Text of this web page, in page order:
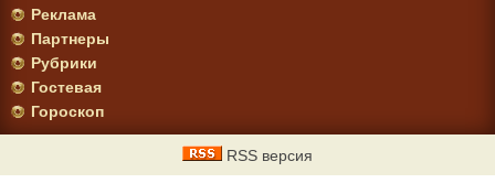
Реклама
Партнеры
Рубрики
Гостевая
Гороскоп
RSS версия